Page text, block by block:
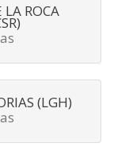
LA ROCA
(LGH)